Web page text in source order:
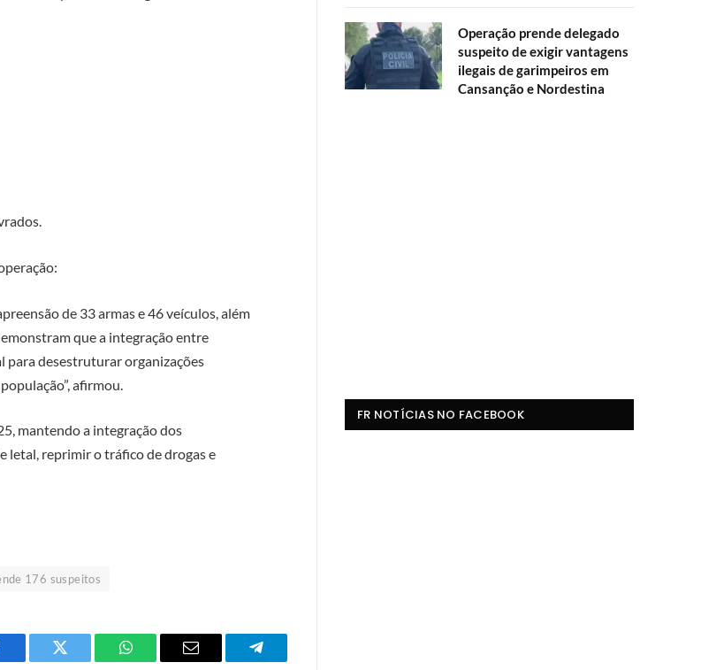
de 33 armas e 46 veículos, além
que a integração entre
para desestruturar organizações
afirmou.
mantendo a integração dos
letal, reprimir o tráfico de drogas e
176 suspeitos
Twitter
O
E-
Telegrama
Operação prende delegado
suspeito de exigir vantagens
ilegais de garimpeiros em
Cansanção e Nordestina
FR NOTÍCIAS NO FACEBOOK